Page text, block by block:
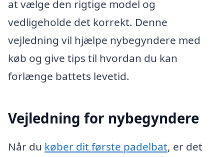
at vælge den rigtige model og
vedligeholde det korrekt. Denne
vejledning vil hjælpe nybegyndere med
køb og give tips til hvordan du kan
forlænge battets levetid.
Vejledning for nybegyndere
Når du køber dit første padelbat, er det